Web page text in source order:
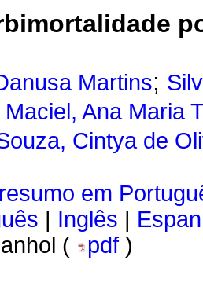
Martins;
Maciel, Ana Maria
Cintya de
resumo em
Inglês
(
pdf )